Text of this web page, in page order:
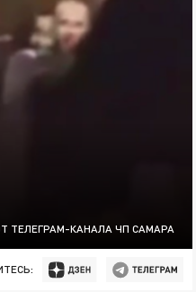
ТЕЛЕГРАМ-КАНАЛА ЧП САМАРА